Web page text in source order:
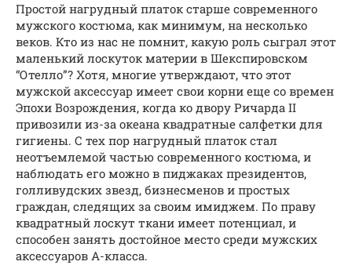
Простой нагрудный платок старше современного
мужского костюма, как минимум, на несколько
веков. Кто из нас не помнит, какую роль сыграл этот
маленький лоскуток материи в Шекспировском
“Отелло”? Хотя, многие утверждают, что этот
мужской аксессуар имеет свои корни еще со времен
Эпохи Возрождения, когда ко двору Ричарда II
привозили из-за океана квадратные салфетки для
гигиены. С тех пор нагрудный платок стал
неотъемлемой частью современного костюма, и
наблюдать его можно в пиджаках президентов,
голливудских звезд, бизнесменов и простых
граждан, следящих за своим имиджем. По праву
квадратный лоскут ткани имеет потенциал, и
способен занять достойное место среди мужских
аксессуаров А-класса.